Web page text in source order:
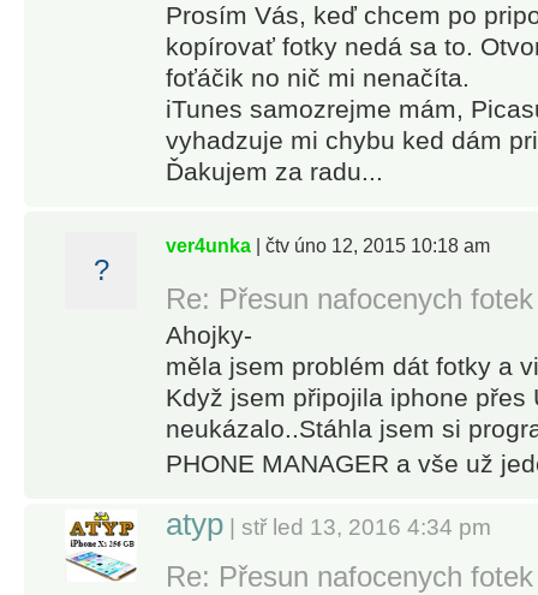
Prosím Vás, keď chcem po
kopírovať fotky nedá sa to.
foťáčik no nič mi nenačíta.
iTunes samozrejme mám,
vyhadzuje mi chybu ked dám
Ďakujem za radu...
?
ver4unka | čtv úno 12, 2015 10:18 am
Re: Přesun nafocenych
Ahojky-
měla jsem problém dát fotky a
Když jsem připojila iphone přes
neukázalo..Stáhla jsem si
PHONE MANAGER a vše už
atyp | stř led 13, 2016 4:34 pm
Re: Přesun nafocenych